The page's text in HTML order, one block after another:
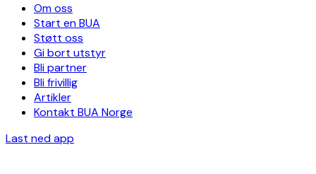
Om oss
Start en BUA
Støtt oss
Gi bort utstyr
Bli partner
Bli frivillig
Artikler
Kontakt BUA Norge
Last ned app